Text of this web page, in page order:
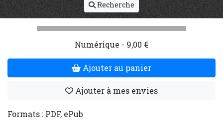
Recherche
Numérique - 9,00 €
Ajouter au panier
Ajouter à mes envies
Formats : PDF, ePub